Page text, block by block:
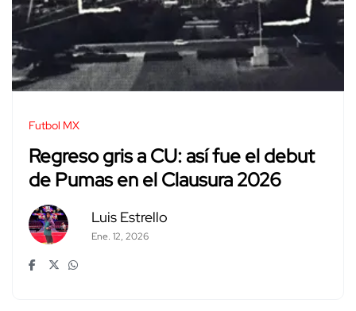
Futbol MX
Regreso gris a CU: así fue el debut
de Pumas en el Clausura 2026
Luis Estrello
Ene. 12, 2026